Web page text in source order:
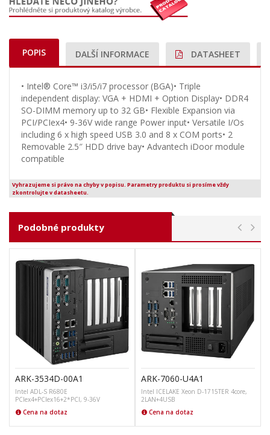
POPIS DALŠÍ INFORMACE DATASHEET
• Intel® Core™ i3/i5/i7 processor (BGA)• Triple
independent display: VGA + HDMI + Option Display• DDR4
SO-DIMM memory up to 32 GB• Flexible Expansion via
PCI/PCIex4• 9-36V wide range Power input• Versatile I/Os
including 6 x high speed USB 3.0 and 8 x COM ports• 2
Removable 2.5″ HDD drive bay• Advantech iDoor module
compatible
Vyhrazujeme si právo na chyby v popisu. Parametry produktu si prosíme vždy
zkontrolujte v datasheetu.
Podobné produkty
ARK-3534D-00A1
Intel ADL-S R680E
PCIex4+PCIex16+2*PCI, 9-36V
Cena na dotaz
ARK-7060-U4A1
Intel ICELAKE Xeon D-1715TER 4core,
2LAN+4USB
Cena na dotaz